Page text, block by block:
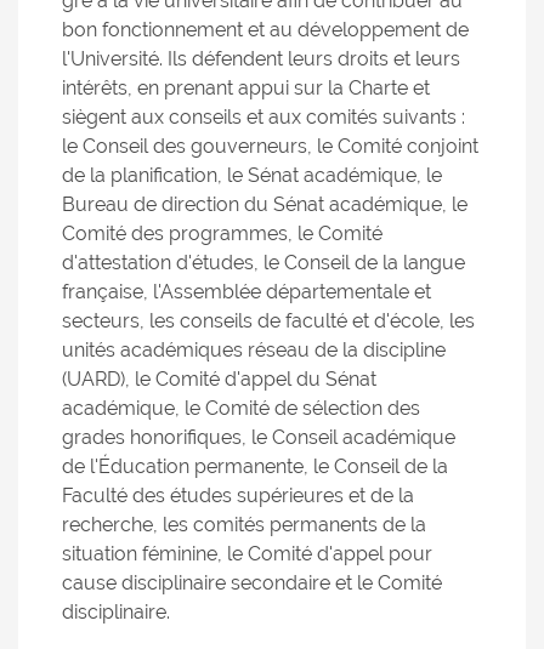
bon fonctionnement et au développement de
l'Université. Ils défendent leurs droits et leurs
intérêts, en prenant appui sur la Charte et
siègent aux conseils et aux comités suivants :
le Conseil des gouverneurs, le Comité conjoint
de la planification, le Sénat académique, le
Bureau de direction du Sénat académique, le
Comité des programmes, le Comité
d'attestation d'études, le Conseil de la langue
française, l'Assemblée départementale et
secteurs, les conseils de faculté et d'école, les
unités académiques réseau de la discipline
(UARD), le Comité d'appel du Sénat
académique, le Comité de sélection des
grades honorifiques, le Conseil académique
de l'Éducation permanente, le Conseil de la
Faculté des études supérieures et de la
recherche, les comités permanents de la
situation féminine, le Comité d'appel pour
cause disciplinaire secondaire et le Comité
disciplinaire.